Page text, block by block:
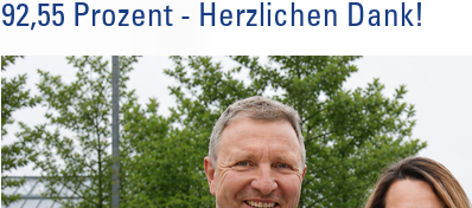
92,55 Prozent - Herzlichen Dank!